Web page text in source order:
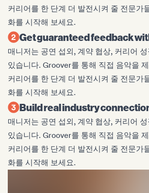
커리어를 한 단계 더 발전시켜 줄 전문가
화를 시작해 보세요.
Get guaranteed feedback
매니저는 공연 섭외, 계약 협상, 커리어
있습니다. Groover를 통해 직접 음악을
커리어를 한 단계 더 발전시켜 줄 전문가
화를 시작해 보세요.
Build real industry
매니저는 공연 섭외, 계약 협상, 커리어
있습니다. Groover를 통해 직접 음악을
커리어를 한 단계 더 발전시켜 줄 전문가
화를 시작해 보세요.